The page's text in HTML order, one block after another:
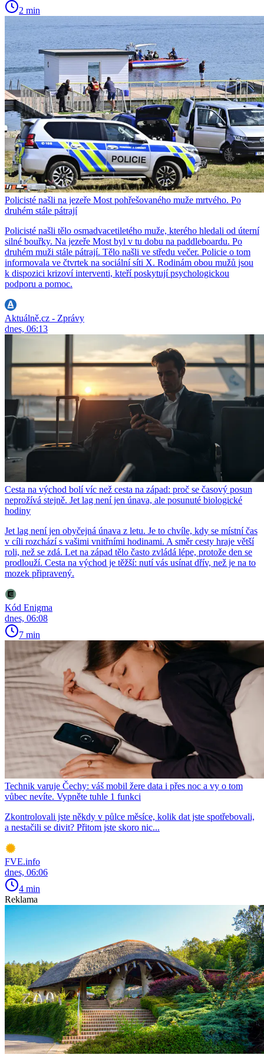
2 min
Policisté našli na jezeře Most pohřešovaného muže mrtvého. Po
druhém stále pátrají
Policisté našli tělo osmadvacetiletého muže, kterého hledali od úterní
silné bouřky. Na jezeře Most byl v tu dobu na paddleboardu. Po
druhém muži stále pátrají. Tělo našli ve středu večer. Policie o tom
informovala ve čtvrtek na sociální síti X. Rodinám obou mužů jsou
k dispozici krizoví interventi, kteří poskytují psychologickou
podporu a pomoc.
Aktuálně.cz - Zprávy
dnes, 06:13
Cesta na východ bolí víc než cesta na západ: proč se časový posun
neprožívá stejně. Jet lag není jen únava, ale posunuté biologické
hodiny
Jet lag není jen obyčejná únava z letu. Je to chvíle, kdy se místní čas
v cíli rozchází s vašimi vnitřními hodinami. A směr cesty hraje větší
roli, než se zdá. Let na západ tělo často zvládá lépe, protože den se
prodlouží. Cesta na východ je těžší: nutí vás usínat dřív, než je na to
mozek připravený.
Kód Enigma
dnes, 06:08
7 min
Technik varuje Čechy: váš mobil žere data i přes noc a vy o tom
vůbec nevíte. Vypněte tuhle 1 funkci
Zkontrolovali jste někdy v půlce měsíce, kolik dat jste spotřebovali,
a nestačili se divit? Přitom jste skoro nic...
FVE.info
dnes, 06:06
4 min
Reklama